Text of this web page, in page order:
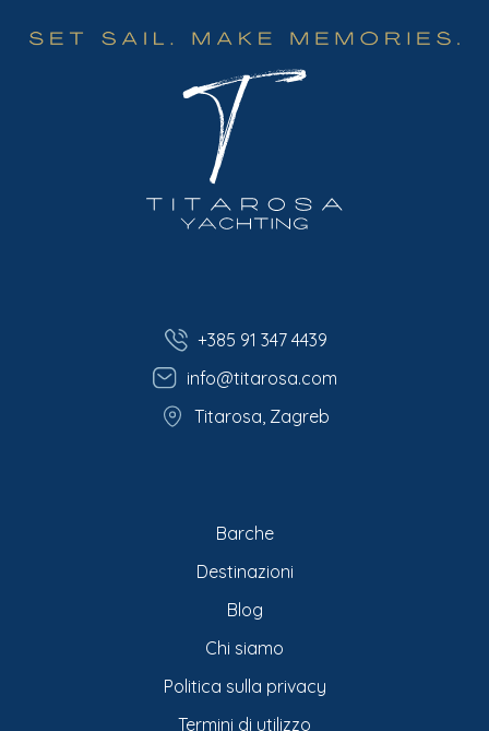
+385 91 347 4439
info@titarosa.com
Titarosa, Zagreb
Barche
Destinazioni
Blog
Chi siamo
Politica sulla privacy
Termini di utilizzo